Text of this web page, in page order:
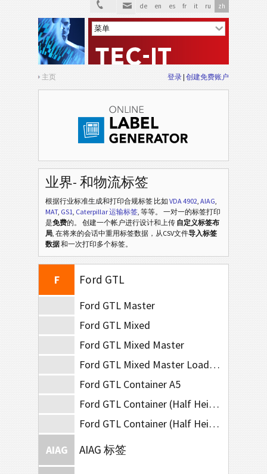
de en es fr it ru zh
主页 登录 创建免费账户
业界- 和物流标签
根据行业标准生成和打印合规标签 比如 VDA 4902, AIAG,
MAT, GS1, Caterpillar 运输标签, 等等。 一对一的标签打印
是免费的。 创建一个帐户进行设计和上传 自定义标签布
局, 在将来的会话中重用标签数据，从CSV文件导入标签
数据和一次打印多个标签。
VDA VDA 4902
VDA VDA 4992
VDA VDA 4994
F Ford GTL
Ford GTL Master
Ford GTL Mixed
Ford GTL Mixed Master
Ford GTL Mixed Master Load List
Ford GTL Container A5
Ford GTL Container (Half Height A5)
Ford GTL Container (Half Height 210x74)
AIAG
AIAG 标签